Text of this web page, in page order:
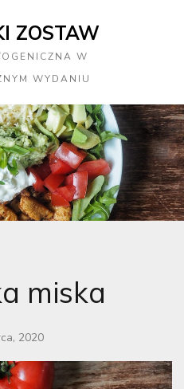
ZOSTAW
W
WYDANIU
miska
2020